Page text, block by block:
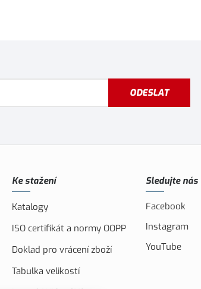
ODESLAT
Ke stažení
Katalogy
ISO certifikát a normy OOPP
Doklad pro vrácení zboží
Tabulka velikostí
Sledujte nás
Facebook
Instagram
YouTube